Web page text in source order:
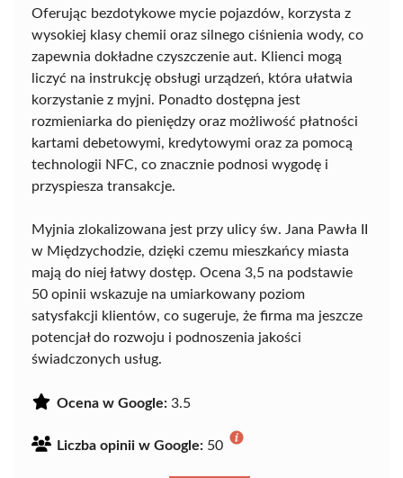
Oferując bezdotykowe mycie pojazdów, korzysta z
wysokiej klasy chemii oraz silnego ciśnienia wody, co
zapewnia dokładne czyszczenie aut. Klienci mogą
liczyć na instrukcję obsługi urządzeń, która ułatwia
korzystanie z myjni. Ponadto dostępna jest
rozmieniarka do pieniędzy oraz możliwość płatności
kartami debetowymi, kredytowymi oraz za pomocą
technologii NFC, co znacznie podnosi wygodę i
przyspiesza transakcje.
Myjnia zlokalizowana jest przy ulicy św. Jana Pawła II
w Międzychodzie, dzięki czemu mieszkańcy miasta
mają do niej łatwy dostęp. Ocena 3,5 na podstawie
50 opinii wskazuje na umiarkowany poziom
satysfakcji klientów, co sugeruje, że firma ma jeszcze
potencjał do rozwoju i podnoszenia jakości
świadczonych usług.
Ocena w Google: 3.5
Liczba opinii w Google: 50